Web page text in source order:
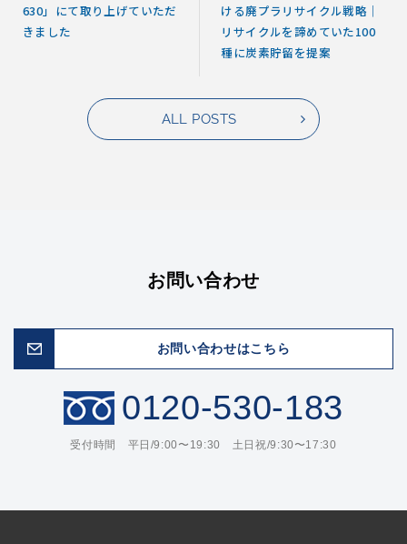
630」にて取り上げていただ
きました
ける廃プラリサイクル戦略｜
リサイクルを諦めていた100
種に炭素貯留を提案
ALL POSTS
お問い合わせ
お問い合わせはこちら
0120-530-183
受付時間 平日/9:00〜19:30 土日祝/9:30〜17:30